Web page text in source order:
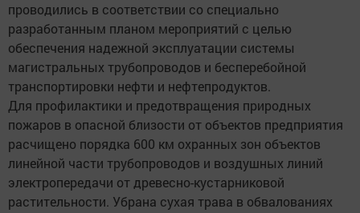
проводились в соответствии со специально
разработанным планом мероприятий с целью
обеспечения надежной эксплуатации системы
магистральных трубопроводов и бесперебойной
транспортировки нефти и нефтепродуктов.
Для профилактики и предотвращения природных
пожаров в опасной близости от объектов предприятия
расчищено порядка 600 км охранных зон объектов
линейной части трубопроводов и воздушных линий
электропередачи от древесно-кустарниковой
растительности. Убрана сухая трава в обвалованиях